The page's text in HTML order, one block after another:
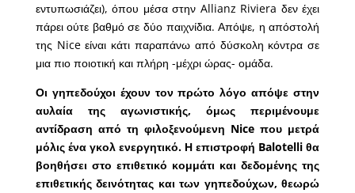
εντυπωσιάζει), όπου μέσα στην Allianz Riviera δεν έχει
πάρει ούτε βαθμό σε δύο παιχνίδια. Απόψε, η απόστολή
της Nice είναι κάτι παραπάνω από δύσκολη κόντρα σε
μια πιο ποιοτική και πλήρη -μέχρι ώρας- ομάδα.
Οι γηπεδούχοι έχουν τον πρώτο λόγο απόψε στην
αυλαία της αγωνιστικής, όμως περιμένουμε
αντίδραση από τη φιλοξενούμενη Nice που μετρά
μόλις ένα γκολ ενεργητικό. Η επιστροφή Balotelli θα
βοηθήσει στο επιθετικό κομμάτι και δεδομένης της
επιθετικής δεινότητας και των γηπεδούχων, θεωρώ